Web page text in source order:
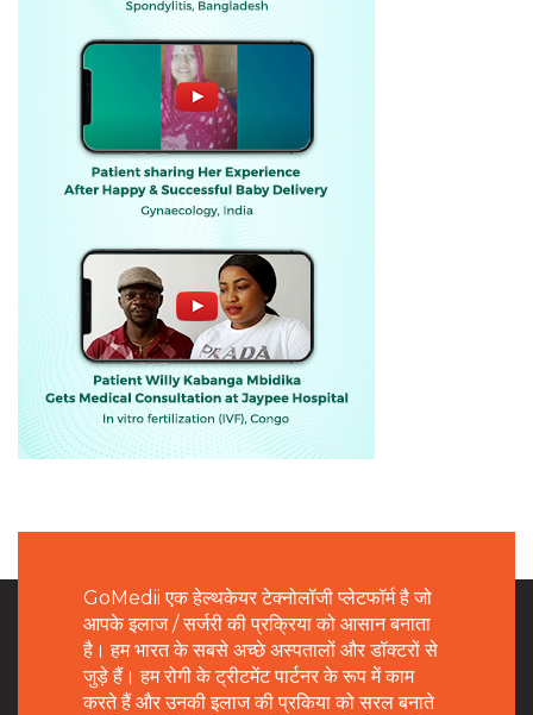
GoMedii एक हेल्थकेयर टेक्नोलॉजी प्लेटफॉर्म है जो
आपके इलाज / सर्जरी की प्रक्रिया को आसान बनाता
है। हम भारत के सबसे अच्छे अस्पतालों और डॉक्टरों से
जुड़े हैं। हम रोगी के ट्रीटमेंट पार्टनर के रूप में काम
करते हैं और उनकी इलाज की प्रकिया को सरल बनाते